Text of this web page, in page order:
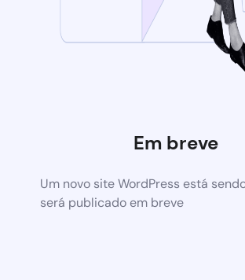
Em breve
Um novo site WordPress está
será publicado em breve